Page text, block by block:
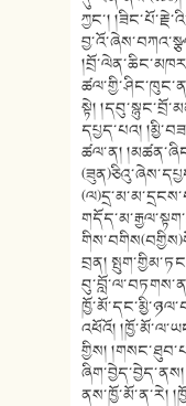
ཀྱང་།
སྟེ།
དཔྱད་པའ།
ཚལ་ན།
བྲན།
འཕོའོ།
གྱིས།
ནས་ཁྱོ་མོ་ན་རེ།